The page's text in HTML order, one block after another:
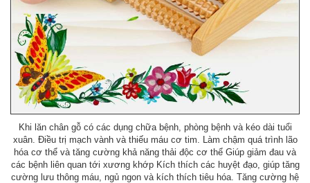
Khi lăn chân gỗ có các dụng chữa bệnh, phòng bệnh và kéo dài tuổi
xuân. Điều trị mạch vành và thiếu máu cơ tim. Làm chậm quá trình lão
hóa cơ thể và tăng cường khả năng thải độc cơ thể Giúp giảm đau và
các bệnh liên quan tới xương khớp Kích thích các huyệt đạo, giúp tăng
cường lưu thông máu, ngủ ngon và kích thích tiêu hóa. Tăng cường hệ